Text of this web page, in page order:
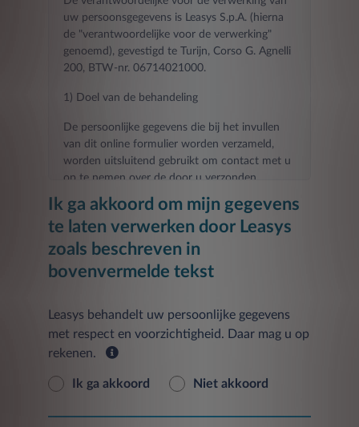
uw persoonsgegevens is Leasys S.p.A. (hierna
de "verantwoordelijke voor de verwerking"
genoemd), gevestigd te Turijn, Corso G. Agnelli
200, BTW-nr. 06714021000.
1) Doel van de behandeling
De persoonlijke gegevens die bij het invullen
van dit online formulier worden verzameld,
worden uitsluitend gebruikt om contact met u
op te nemen over de door u verzonden
aanvraag.
Het verstrekken van de gevraagde gegevens
voor de in dit punt genoemde doeleinden is
noodzakelijk voor het contact dat u hebt
aangevraagd en elke weigering om ze te
door u gevraagde contact- en
informatieactiviteiten uit te voeren.
De verstrekte gegevens worden verwerkt tot
Dienst te verlenen.
Ik ga akkoord om mijn gegevens
te laten verwerken door Leasys
zoals beschreven in
bovenvermelde tekst
Leasys behandelt uw persoonlijke gegevens
met respect en voorzichtigheid. Daar mag u op
rekenen.
Ik ga akkoord Niet akkoord